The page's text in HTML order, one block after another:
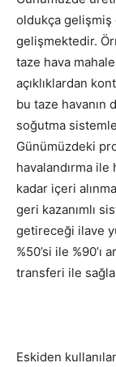
oldukça gelişmiş
gelişmektedir.
taze hava
açıklıklardan
bu taze havanın
soğutma
Günümüzdeki
havalandırma
kadar içeri
geri kazanımlı
getireceği ilave
%50’si ile %90’ı
transferi ile
Eskiden